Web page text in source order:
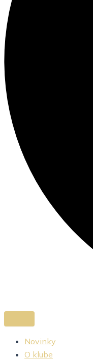
Novinky
O klube